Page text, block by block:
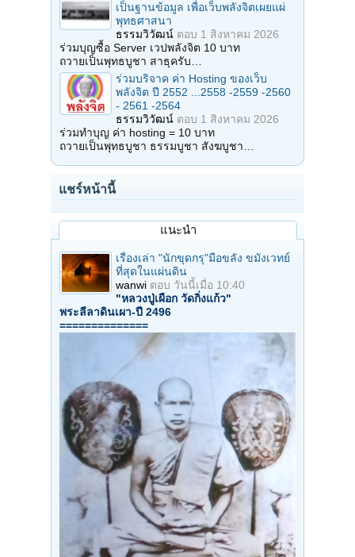
เป็นฐานข้อมูล เพื่อเว็บพลังจิตเผยแผ่
พุทธศาสนา
ธรรมวิวัฒน์ ตอบ 1 สิงหาคม 2026
ร่วมบุญซื้อ Server เวปพลังจิต 10 บาท
ถวายเป็นพุทธบูชา สาธุครับ…
ร่วมบริจาค ค่า Hosting ของเว็บ
พลังจิต ปี 2552 ...2558 -2559 -2560
- 2561 -2564
ธรรมวิวัฒน์ ตอบ 1 สิงหาคม 2026
ร่วมทำบุญ ค่า hosting = 10 บาท
ถวายเป็นพุทธบูชา ธรรมบูชา สังฆบูชา…
แชร์หน้านี้
แนะนำ
เรื่องเล่า "นักขุดกรุ"มือขลัง ขมังเวทย์
ที่สุดในแผ่นดิน
wanwi ตอบ วันนี้เมื่อ 10:40
"หลวงปู่เผือก วัดกิ่งแก้ว"
พระลีลาดินเผา-ปี 2496
==============